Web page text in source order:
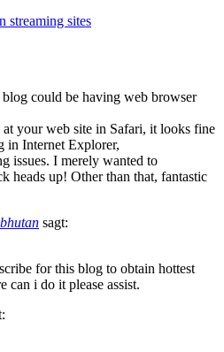
streaming sites
could be having web browser
your web site in Safari, it looks fine
in Internet Explorer,
issues. I merely wanted to
heads up! Other than that, fantastic
sagt:
for this blog to obtain hottest
can i do it please assist.